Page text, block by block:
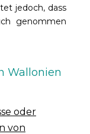
jedoch, dass
genommen
Wallonien
oder
von